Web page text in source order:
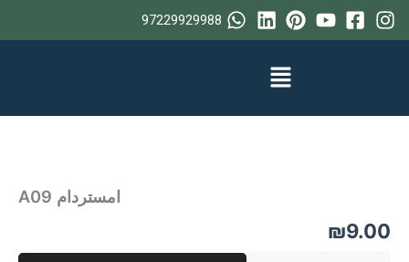
تخطي
إلى
97229929988
امستردام A09
₪9.00